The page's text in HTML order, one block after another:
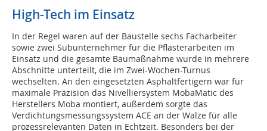
High-Tech im Einsatz
In der Regel waren auf der Baustelle sechs Facharbeiter
sowie zwei Subunternehmer für die Pflasterarbeiten im
Einsatz und die gesamte Baumaßnahme wurde in mehrere
Abschnitte unterteilt, die im Zwei-Wochen-Turnus
wechselten. An den eingesetzten Asphaltfertigern war für
maximale Präzision das Nivelliersystem MobaMatic des
Herstellers Moba montiert, außerdem sorgte das
Verdichtungsmessungssystem ACE an der Walze für alle
prozessrelevanten Daten in Echtzeit. Besonders bei der